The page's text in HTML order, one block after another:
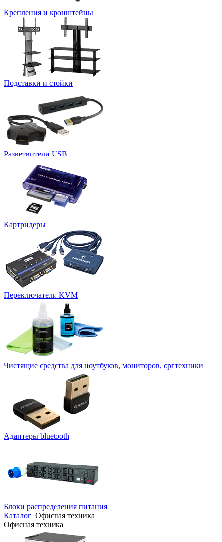
Крепления и кронштейны
Подставки и стойки
Разветвители USB
Картридеры
Переключатели KVM
Чистящие средства для ноутбуков, мониторов, оргтехники
Адаптеры bluetooth
Блоки распределения питания
Каталог Офисная техника
Офисная техника